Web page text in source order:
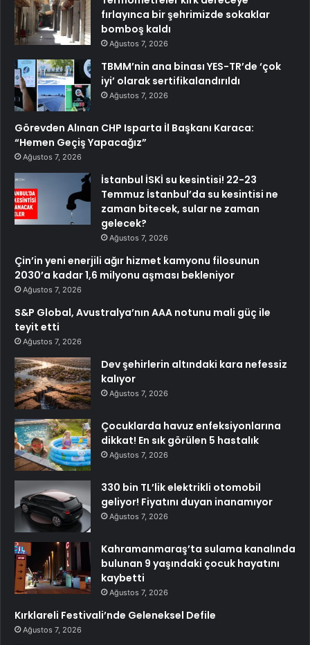
fırlayınca bir şehrimizde sokaklar
bomboş kaldı
Ağustos 7, 2026
TBMM’nin ana binası YES-TR’de ‘çok
iyi’ olarak sertifikalandırıldı
Ağustos 7, 2026
Görevden Alınan CHP Isparta İl Başkanı Karaca:
“Hemen Geçiş Yapacağız”
Ağustos 7, 2026
İstanbul İSKİ su kesintisi! 22-23
Temmuz İstanbul’da su kesintisi ne
zaman bitecek, sular ne zaman
gelecek?
Ağustos 7, 2026
Çin’in yeni enerjili ağır hizmet kamyonu filosunun
2030’a kadar 1,6 milyonu aşması bekleniyor
Ağustos 7, 2026
S&P Global, Avustralya’nın AAA notunu mali güç ile
teyit etti
Ağustos 7, 2026
Dev şehirlerin altındaki kara nefessiz
kalıyor
Ağustos 7, 2026
Çocuklarda havuz enfeksiyonlarına
dikkat! En sık görülen 5 hastalık
Ağustos 7, 2026
330 bin TL’lik elektrikli otomobil
geliyor! Fiyatını duyan inanamıyor
Ağustos 7, 2026
Kahramanmaraş’ta sulama kanalında
bulunan 9 yaşındaki çocuk hayatını
kaybetti
Ağustos 7, 2026
Kırklareli Festivali’nde Geleneksel Defile
Ağustos 7, 2026